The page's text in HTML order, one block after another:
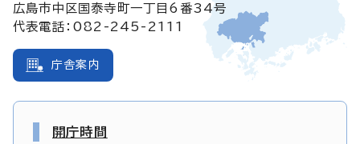
広島市中区国泰寺町一丁目6番34号
代表電話：082-245-2111
庁舎案内
開庁時間